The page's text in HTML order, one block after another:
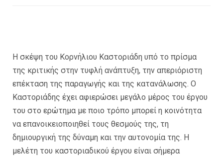
Η σκέψη του Κορνήλιου Καστοριάδη υπό το πρίσμα
της κριτικής στην τυφλή ανάπτυξη, την απεριόριστη
επέκταση της παραγωγής και της κατανάλωσης. Ο
Καστοριάδης έχει αφιερώσει μεγάλο μέρος του έργου
του στο ερώτημα με ποιο τρόπο μπορεί η κοινότητα
να επανοικειοποιηθεί τους θεσμούς της, τη
δημιουργική της δύναμη και την αυτονομία της. Η
μελέτη του καστοριαδικού έργου είναι σήμερα